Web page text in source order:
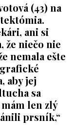
(43) na
, ani si
že niečo nie
nemala ešte
aby jej
sa
len zlý
prsník,“